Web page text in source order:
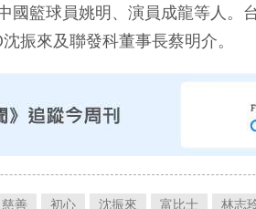
國籃球員姚明、演員成龍等人。
振來及聯發科董事長蔡明介。
慈善 初心 沈振來 富比士 林志